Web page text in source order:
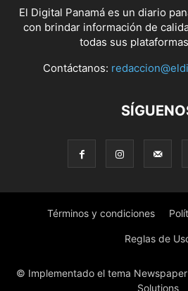
El Digital Panamá es un diario
con brindar información de
todas sus
Contáctanos:
Términos y condiciones
Reglas de
© Implementado el tema
Solutions